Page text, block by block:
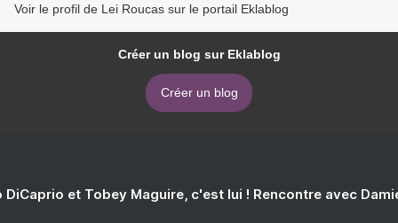
Voir le profil de Lei Roucas sur le portail Eklablog
Créer un blog sur Eklablog
Créer un blog
DiCaprio et Tobey Maguire, c'est lui ! Rencontre avec